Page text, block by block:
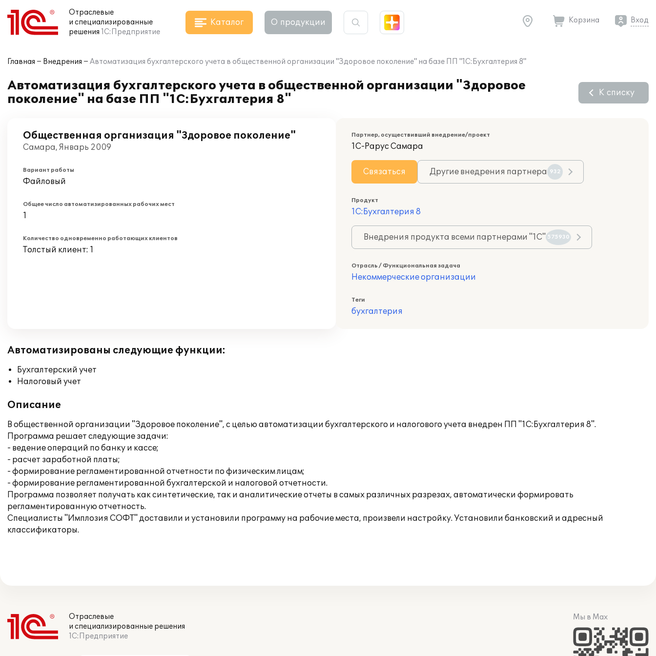
Отраслевые
и специализированные
решения 1С:Предприятие
Каталог О продукции Корзина Вход
Главная Внедрения Автоматизация бухгалтерского учета в общественной организации "Здоровое поколение" на базе ПП "1С:Бухгалтерия 8"
Автоматизация бухгалтерского учета в общественной организации "Здоровое
поколение" на базе ПП "1С:Бухгалтерия 8"
К списку
Общественная организация "Здоровое поколение"
Самара, Январь 2009
Вариант работы
Файловый
Общее число автоматизированных рабочих мест
1
Количество одновременно работающих клиентов
Толстый клиент: 1
Партнер, осуществивший внедрение/проект
1С-Рарус Самара
Связаться Другие внедрения партнера 932
Продукт
1С:Бухгалтерия 8
Внедрения продукта всеми партнерами "1С" 575930
Отрасль / Функциональная задача
Некоммерческие организации
Теги
бухгалтерия
Автоматизированы следующие функции:
Бухгалтерский учет
Налоговый учет
Описание
В общественной организации "Здоровое поколение", с целью автоматизации бухгалтерского и налогового учета внедрен ПП "1С:Бухгалтерия 8".
Программа решает следующие задачи:
- ведение операций по банку и кассе;
- расчет заработной платы;
- формирование регламентированной отчетности по физическим лицам;
- формирование регламентированной бухгалтерской и налоговой отчетности.
Программа позволяет получать как синтетические, так и аналитические отчеты в самых различных разрезах, автоматически формировать
регламентированную отчетность.
Специалисты "Имплозия СОФТ" доставили и установили программу на рабочие места, произвели настройку. Установили банковский и адресный
классификаторы.
Отраслевые
и специализированные решения
1С:Предприятие
Мы в Max